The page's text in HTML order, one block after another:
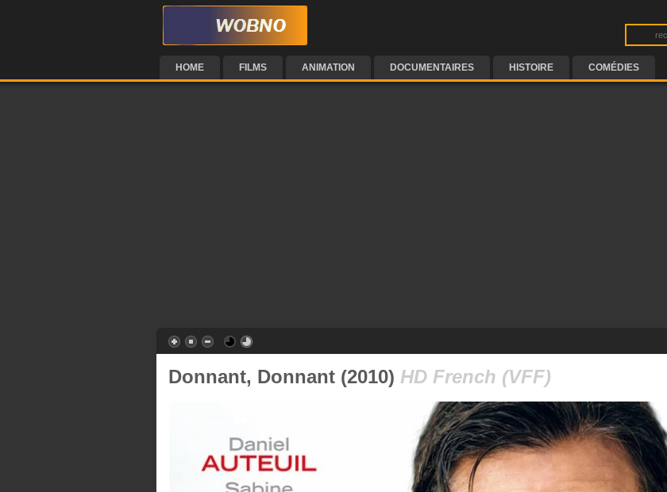
HOME FILMS ANIMATION DOCUMENTAIRES HISTOIRE COMÉDIES
Donnant, Donnant (2010) HD French (VFF)